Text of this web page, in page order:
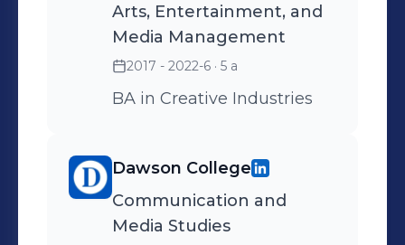
Arts, Entertainment, and
Media Management
2017 - 2022-6 · 5 a
BA in Creative Industries
Dawson College
Communication and
Media Studies